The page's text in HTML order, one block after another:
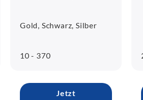
Gold, Schwarz, Silber
10 - 370
Jetzt